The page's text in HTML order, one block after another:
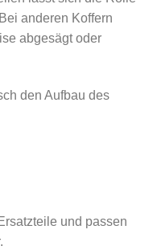
anderen Koffern
abgesägt oder
den Aufbau des
und passen